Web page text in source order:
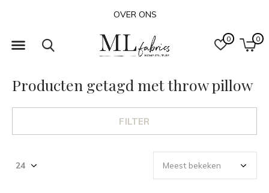
0 0
OVER ONS
Producten getagd met throw pillow
FILTER